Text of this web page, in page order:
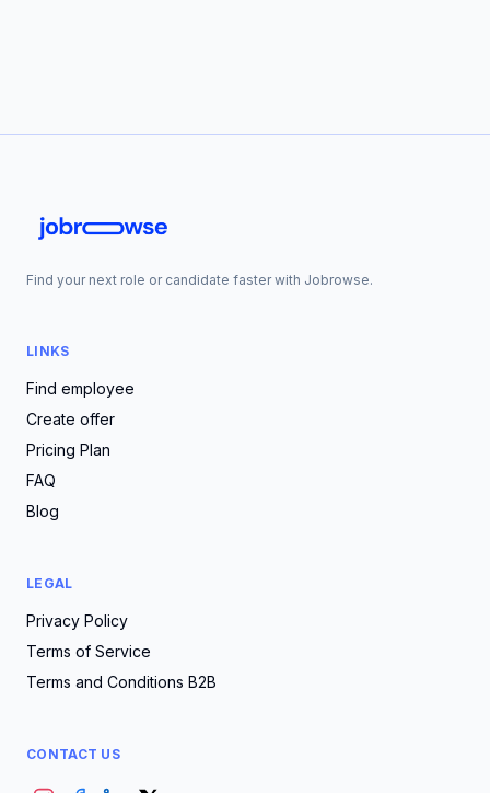
Find your next role or candidate faster with Jobrowse.
LINKS
Find employee
Create offer
Pricing Plan
FAQ
Blog
LEGAL
Privacy Policy
Terms of Service
Terms and Conditions B2B
CONTACT US